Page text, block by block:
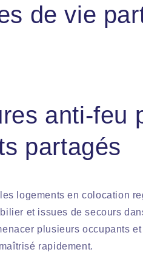
de vie
anti-feu
partagés
logements en colocation
et issues de secours
plusieurs occupants
rapidement.